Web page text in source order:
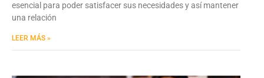
esencial para poder satisfacer sus necesidades y así mantener
una relación
LEER MÁS »